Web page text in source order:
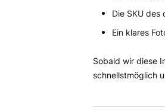
Die SKU des
Ein klares
Sobald wir diese
schnellstmöglich